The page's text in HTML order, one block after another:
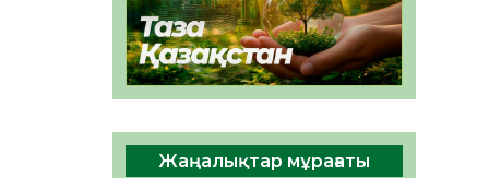
Жаңалықтар мұрағаты